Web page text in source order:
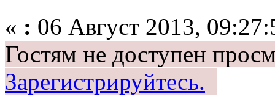
« : 06 Август 2013,
Гостям не доступен
Зарегистрируйтесь.